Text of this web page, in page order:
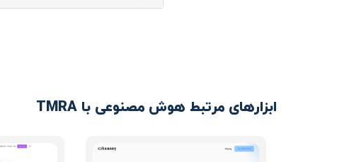
ابزارهای مرتبط هوش مصنوعی با TMRA